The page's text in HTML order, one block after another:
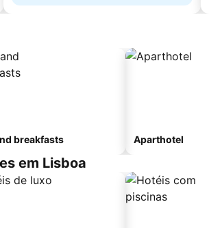
breakfasts Aparthotel
em Lisboa